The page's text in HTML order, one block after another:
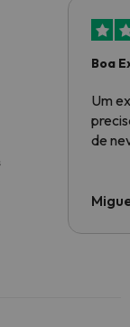
Boa
Um
de